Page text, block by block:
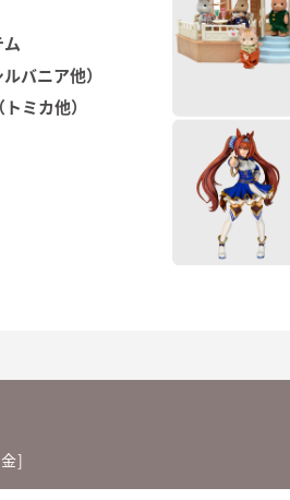
バニア他）
ミカ他）
]